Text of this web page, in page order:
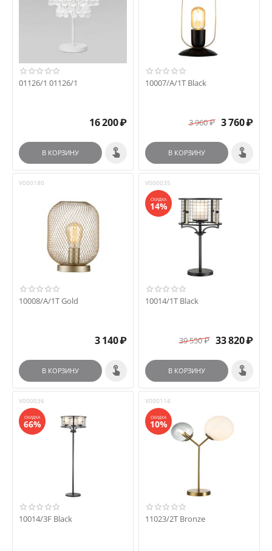
01126/1 01126/1
16 200₽
В КОРЗИНУ
10007/A/1T Black
3 960₽ 3 760₽
В КОРЗИНУ
V000180
10008/A/1T Gold
3 140₽
В КОРЗИНУ
V000035
СКИДКА
14%
10014/1T Black
39 550₽ 33 820₽
В КОРЗИНУ
V000036
СКИДКА
66%
10014/3F Black
V000114
СКИДКА
10%
11023/2T Bronze